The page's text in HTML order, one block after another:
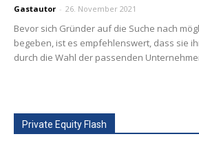
Gastautor - 26. November 2021
Bevor sich Gründer auf die Suche nach
begeben, ist es empfehlenswert, dass sie
durch die Wahl der passenden
Private Equity Flash